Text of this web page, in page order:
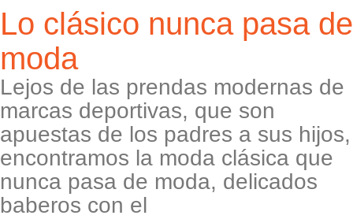
Lo clásico nunca pasa de
moda
Lejos de las prendas modernas de
marcas deportivas, que son
apuestas de los padres a sus hijos,
encontramos la moda clásica que
nunca pasa de moda, delicados
baberos con el